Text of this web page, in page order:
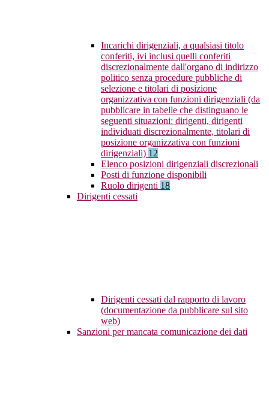
Incarichi dirigenziali, a qualsiasi titolo
conferiti, ivi inclusi quelli conferiti
discrezionalmente dall'organo di indirizzo
politico senza procedure pubbliche di
selezione e titolari di posizione
organizzativa con funzioni dirigenziali (da
pubblicare in tabelle che distinguano le
seguenti situazioni: dirigenti, dirigenti
individuati discrezionalmente, titolari di
posizione organizzativa con funzioni
dirigenziali) 12
Elenco posizioni dirigenziali discrezionali
Posti di funzione disponibili
Ruolo dirigenti 18
Dirigenti cessati
Dirigenti cessati dal rapporto di lavoro
(documentazione da pubblicare sul sito
web)
Sanzioni per mancata comunicazione dei dati